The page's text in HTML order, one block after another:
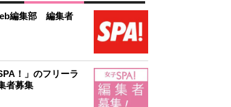
編集部 編集者
！」のフリーラ
者募集